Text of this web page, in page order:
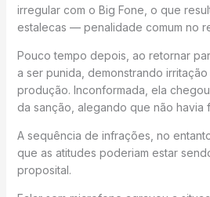
irregular com o Big Fone, o que
estalecas — penalidade comum no
Pouco tempo depois, ao retornar
a ser punida, demonstrando
produção. Inconformada, ela
da sanção, alegando que não havia
A sequência de infrações, no
que as atitudes poderiam estar
proposital.